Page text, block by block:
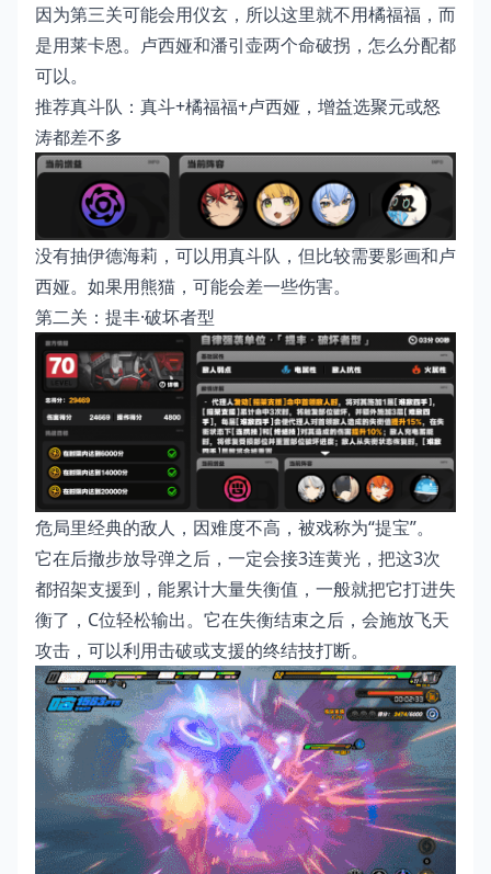
因为第三关可能会用仪玄，所以这里就不用橘福福，而
是用莱卡恩。卢西娅和潘引壶两个命破拐，怎么分配都
可以。
推荐真斗队：真斗+橘福福+卢西娅，增益选聚元或怒
涛都差不多
没有抽伊德海莉，可以用真斗队，但比较需要影画和卢
西娅。如果用熊猫，可能会差一些伤害。
第二关：提丰·破坏者型
危局里经典的敌人，因难度不高，被戏称为“提宝”。
它在后撤步放导弹之后，一定会接3连黄光，把这3次
都招架支援到，能累计大量失衡值，一般就把它打进失
衡了，C位轻松输出。它在失衡结束之后，会施放飞天
攻击，可以利用击破或支援的终结技打断。